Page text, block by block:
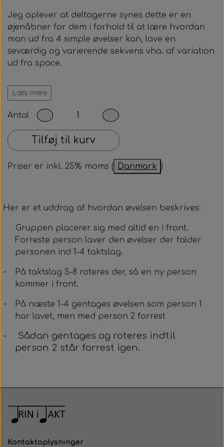
Jeg oplever at deltagerne synes dette er en
øjenåbner for dem i forhold til at lære hvordan
man ud fra 4 simple øvelser kan, lave en
seværdig og varierende sekvens vha. af variation
ud fra space.
Udvikling af sekvens ud fra Space
Du får:
Guide til hvordan deltagerne kan udvikle en
sekvens udelukkende vha. space
Oversigt over mulige opstillinger i space
Efter dit køb sendes filen til din mail. Filen er til
Læs mere
Antal
Tilføj til kurv
Priser er inkl. 25% moms ( Danmark )
Her er et uddrag af hvordan øvelsen beskrives:
Gruppen placerer sig med altid en i front.
Forreste person laver den øvelser der falder
personen ind 1-4 taktslag.
-
På taktslag 5-8 roteres der, så en ny person
kommer i front.
-
På næste 1-4 gentages øvelsen som person 1
har lavet, men med person 2 forrest
-
Sådan gentages og roteres indtil
person 2 står forrest igen.
Kontaktoplysninger